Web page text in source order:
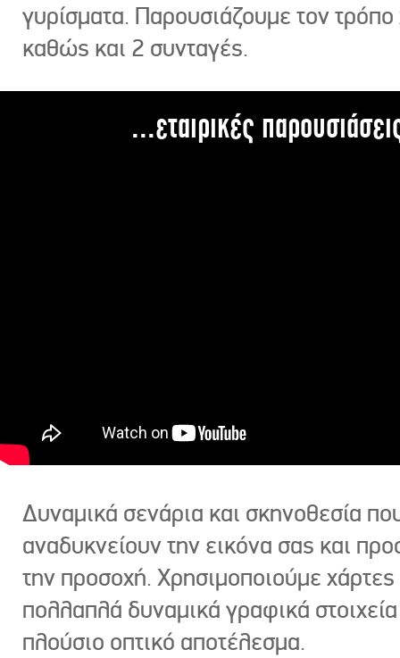
γυρίσματα. Παρουσιάζουμε τον
καθώς και 2 συνταγές.
...εταιρικές
Δυναμικά σενάρια και σκηνοθεσία
αναδυκνείουν την εικόνα σας και
την προσοχή. Χρησιμοποιούμε χάρτες
πολλαπλά δυναμικά γραφικά στοιχεία
πλούσιο οπτικό αποτέλεσμα.